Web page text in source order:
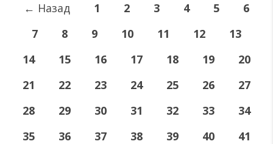
← Назад 1 2 3 4 5
6
7
8 9 10 11 12
13
14
15 16 17 18 19
20
21
22 23 24 25 26
27
28
29 30 31 32 33
34
35
36 37 38 39 40
41